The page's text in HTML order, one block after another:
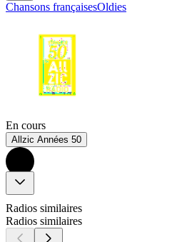
Chansons françaisesOldies
En cours
Allzic Années 50
Radios similaires
Radios similaires